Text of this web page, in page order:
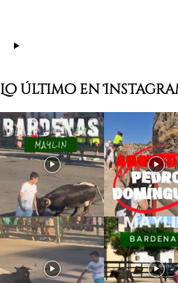
Lo último en